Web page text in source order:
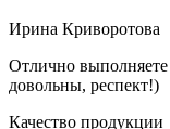
Ирина Криворотова
Отлично выполняете
довольны, респект!)
Качество продукции